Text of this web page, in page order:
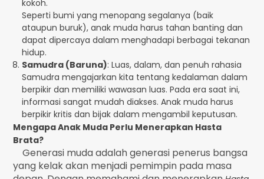
kokoh.
Seperti bumi yang menopang segalanya (baik
ataupun buruk), anak muda harus tahan banting dan
dapat dipercaya dalam menghadapi berbagai tekanan
hidup.
Samudra (Baruna): Luas, dalam, dan penuh rahasia
Samudra mengajarkan kita tentang kedalaman dalam
berpikir dan memiliki wawasan luas. Pada era saat ini,
informasi sangat mudah diakses. Anak muda harus
berpikir kritis dan bijak dalam mengambil keputusan.
Mengapa Anak Muda Perlu Menerapkan Hasta
Brata?
Generasi muda adalah generasi penerus bangsa
yang kelak akan menjadi pemimpin pada masa